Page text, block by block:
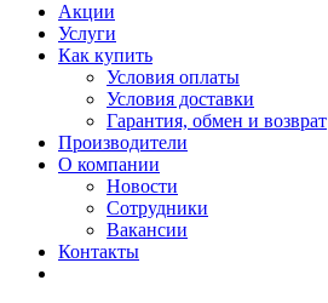
Акции
Услуги
Как купить
Условия оплаты
Условия доставки
Гарантия, обмен и возврат
Производители
О компании
Новости
Сотрудники
Вакансии
Контакты